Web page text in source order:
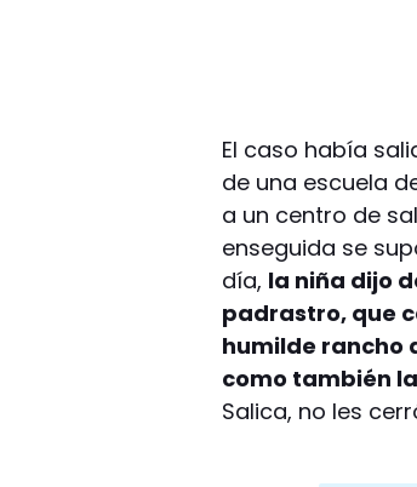
El caso había
de una escuela
a un centro de
enseguida se
día, la niña dijo
padrastro, que
humilde rancho
como también
Salica, no les